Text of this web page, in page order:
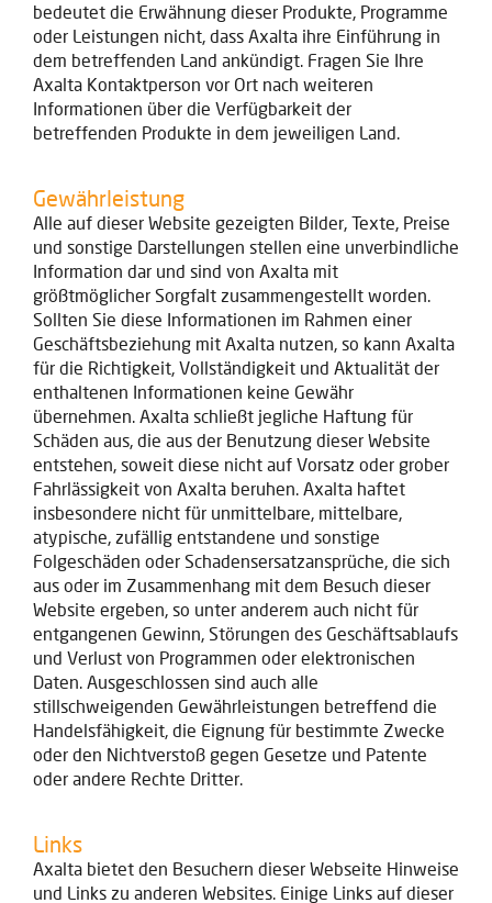
bedeutet die Erwähnung dieser Produkte, Programme
oder Leistungen nicht, dass Axalta ihre Einführung in
dem betreffenden Land ankündigt. Fragen Sie Ihre
Axalta Kontaktperson vor Ort nach weiteren
Informationen über die Verfügbarkeit der
betreffenden Produkte in dem jeweiligen Land.
Gewährleistung
Alle auf dieser Website gezeigten Bilder, Texte, Preise
und sonstige Darstellungen stellen eine unverbindliche
Information dar und sind von Axalta mit
größtmöglicher Sorgfalt zusammengestellt worden.
Sollten Sie diese Informationen im Rahmen einer
Geschäftsbeziehung mit Axalta nutzen, so kann Axalta
für die Richtigkeit, Vollständigkeit und Aktualität der
enthaltenen Informationen keine Gewähr
übernehmen. Axalta schließt jegliche Haftung für
Schäden aus, die aus der Benutzung dieser Website
entstehen, soweit diese nicht auf Vorsatz oder grober
Fahrlässigkeit von Axalta beruhen. Axalta haftet
insbesondere nicht für unmittelbare, mittelbare,
atypische, zufällig entstandene und sonstige
Folgeschäden oder Schadensersatzansprüche, die sich
aus oder im Zusammenhang mit dem Besuch dieser
Website ergeben, so unter anderem auch nicht für
entgangenen Gewinn, Störungen des Geschäftsablaufs
und Verlust von Programmen oder elektronischen
Daten. Ausgeschlossen sind auch alle
stillschweigenden Gewährleistungen betreffend die
Handelsfähigkeit, die Eignung für bestimmte Zwecke
oder den Nichtverstoß gegen Gesetze und Patente
oder andere Rechte Dritter.
Links
Axalta bietet den Besuchern dieser Webseite Hinweise
und Links zu anderen Websites. Einige Links auf dieser